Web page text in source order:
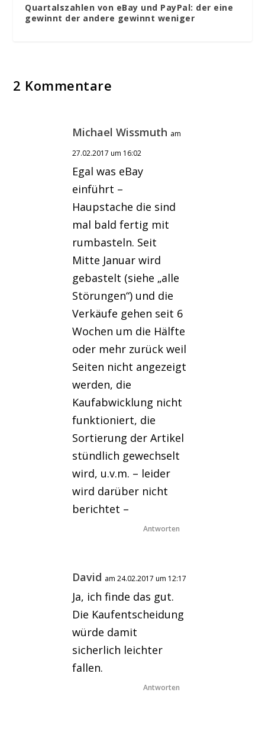
Quartalszahlen von eBay und PayPal: der eine
gewinnt der andere gewinnt weniger
2 Kommentare
Michael Wissmuth am
27.02.2017 um 16:02
Egal was eBay
einführt –
Haupstache die sind
mal bald fertig mit
rumbasteln. Seit
Mitte Januar wird
gebastelt (siehe „alle
Störungen“) und die
Verkäufe gehen seit 6
Wochen um die Hälfte
oder mehr zurück weil
Seiten nicht angezeigt
werden, die
Kaufabwicklung nicht
funktioniert, die
Sortierung der Artikel
stündlich gewechselt
wird, u.v.m. – leider
wird darüber nicht
berichtet –
Antworten
David am 24.02.2017 um 12:17
Ja, ich finde das gut.
Die Kaufentscheidung
würde damit
sicherlich leichter
fallen.
Antworten